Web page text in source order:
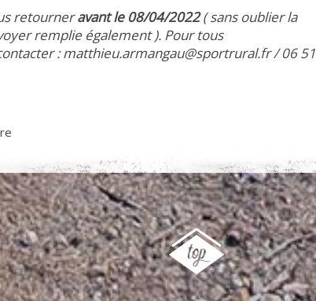
retourneravant le 08/04/2022( sans oublier la
remplie également ). Pour tous
: matthieu.armangau@sportrural.fr / 06 51